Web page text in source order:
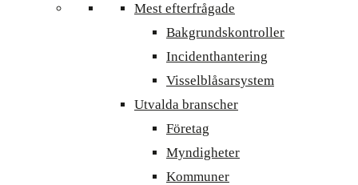
Mest efterfrågade
Bakgrundskontroller
Incidenthantering
Visselblåsarsystem
Utvalda branscher
Företag
Myndigheter
Kommuner